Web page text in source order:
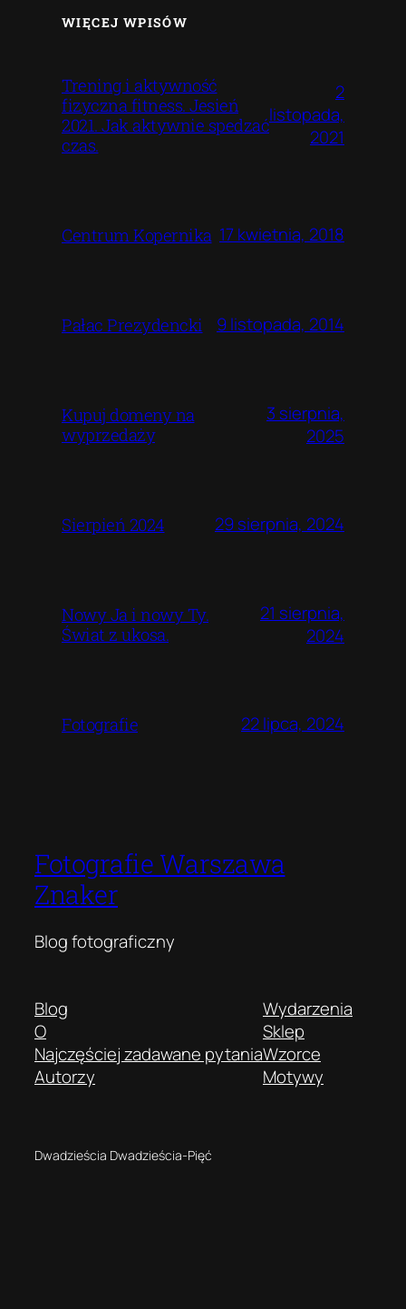
WIĘCEJ WPISÓW
Trening i aktywność
fizyczna fitness. Jesień
2021. Jak aktywnie spedzać
czas.
2
listopada,
2021
Centrum Kopernika 17 kwietnia, 2018
Pałac Prezydencki 9 listopada, 2014
Kupuj domeny na
wyprzedaży
3 sierpnia,
2025
Sierpień 2024 29 sierpnia, 2024
Nowy Ja i nowy Ty.
Świat z ukosa.
21 sierpnia,
2024
Fotografie 22 lipca, 2024
Fotografie Warszawa
Znaker
Blog fotograficzny
Blog
O
Najczęściej zadawane pytania
Autorzy
Wydarzenia
Sklep
Wzorce
Motywy
Dwadzieścia Dwadzieścia-Pięć